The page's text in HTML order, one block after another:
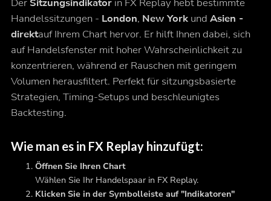
Handelssitzungen - London, New Yorkund Asien -
direktauf Ihrem Chart hervor. Er hilft Ihnen dabei, sich
auf Handelsfenster mit hoher Wahrscheinlichkeit zu
konzentrieren, während er Rauschen mit geringem
Volumen herausfiltert. Perfekt für sitzungsbasierte
Strategien, Timing-Setups und beschleunigtes
Backtesting.
Wie man es in FX Replay hinzufügt:
Öffnen Sie Ihren Chart
Wählen Sie Ihr Handelspaar in FX Replay.
Klicken Sie in der Symbolleiste auf "Indikatoren"